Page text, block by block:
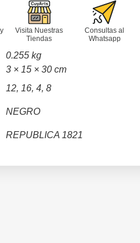
Visita Nuestras
Tiendas
Consultas al
Whatsapp
0.255 kg
3 × 15 × 30 cm
12, 16, 4, 8
NEGRO
REPUBLICA 1821